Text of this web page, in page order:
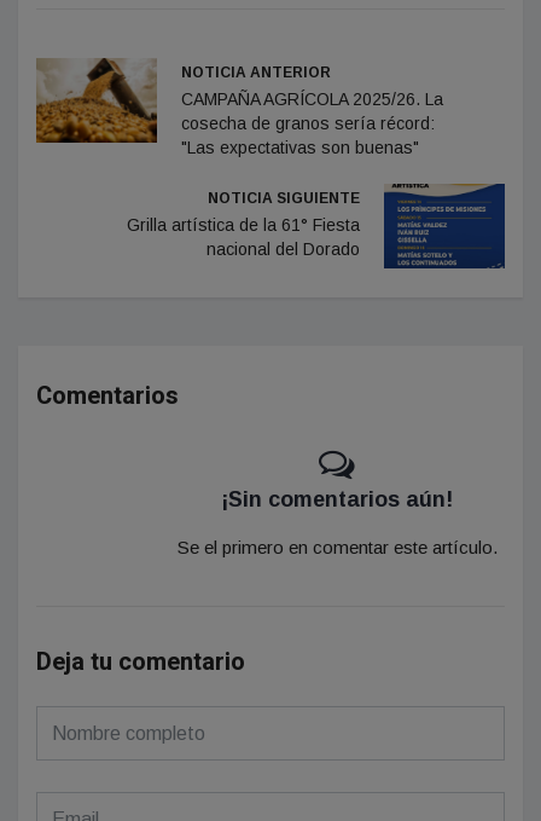
NOTICIA ANTERIOR
CAMPAÑA AGRÍCOLA 2025/26. La
cosecha de granos sería récord:
"Las expectativas son buenas"
NOTICIA SIGUIENTE
Grilla artística de la 61° Fiesta
nacional del Dorado
Comentarios
¡Sin comentarios aún!
Se el primero en comentar este artículo.
Deja tu comentario